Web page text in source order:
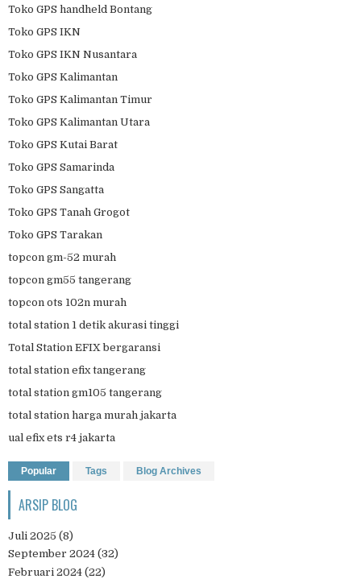
Toko GPS handheld Bontang
Toko GPS IKN
Toko GPS IKN Nusantara
Toko GPS Kalimantan
Toko GPS Kalimantan Timur
Toko GPS Kalimantan Utara
Toko GPS Kutai Barat
Toko GPS Samarinda
Toko GPS Sangatta
Toko GPS Tanah Grogot
Toko GPS Tarakan
topcon gm-52 murah
topcon gm55 tangerang
topcon ots 102n murah
total station 1 detik akurasi tinggi
Total Station EFIX bergaransi
total station efix tangerang
total station gm105 tangerang
total station harga murah jakarta
ual efix ets r4 jakarta
Popular Tags Blog Archives
ARSIP BLOG
Juli 2025 (8)
September 2024 (32)
Februari 2024 (22)